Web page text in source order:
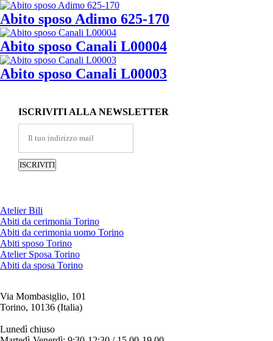
Abito sposo Adimo 625-170
Abito sposo Canali L00004
Abito sposo Canali L00003
ISCRIVITI ALLA NEWSLETTER
Atelier Bili
Abiti da cerimonia Torino
Abiti da cerimonia uomo Torino
Abiti sposo Torino
Atelier Sposa Torino
Abiti da sposa Torino
Via Mombasiglio, 101
Torino, 10136 (Italia)
Lunedì chiuso